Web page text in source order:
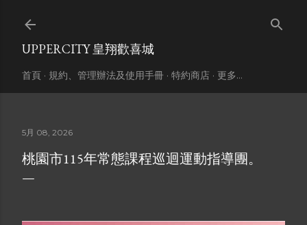
UPPERCITY 皇翔歡喜城
首頁 規約、管理辦法及使用手冊 特約商店 更多…
5月 08, 2026
桃園市115年常態課程巡迴運動指導團。